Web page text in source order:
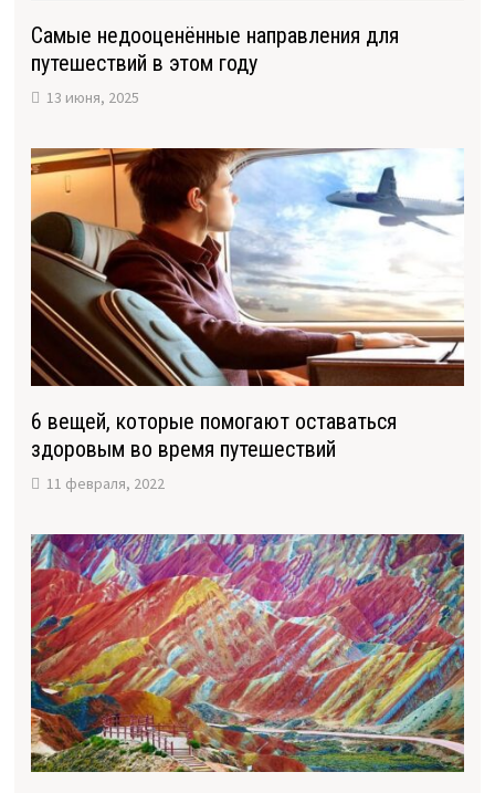
Самые недооценённые направления для
путешествий в этом году
13 июня, 2025
6 вещей, которые помогают оставаться
здоровым во время путешествий
11 февраля, 2022